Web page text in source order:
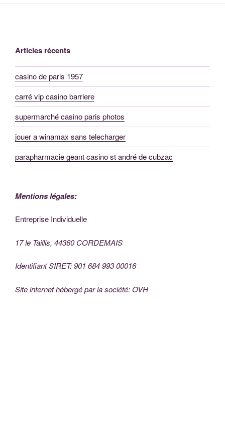
Articles récents
casino de paris 1957
carré vip casino barriere
supermarché casino paris photos
jouer a winamax sans telecharger
parapharmacie geant casino st andré de cubzac
Mentions légales:
Entreprise Individuelle
17 le Taillis, 44360 CORDEMAIS
Identifiant SIRET: 901 684 993 00016
Site internet hébergé par la société: OVH